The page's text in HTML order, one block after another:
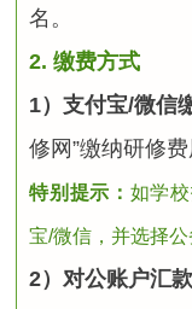
名。
2. 缴费方式
1）支付宝/微信
修网”缴纳研修费
特别提示： 如学
宝/微信，并选择公
2）对公账户汇款